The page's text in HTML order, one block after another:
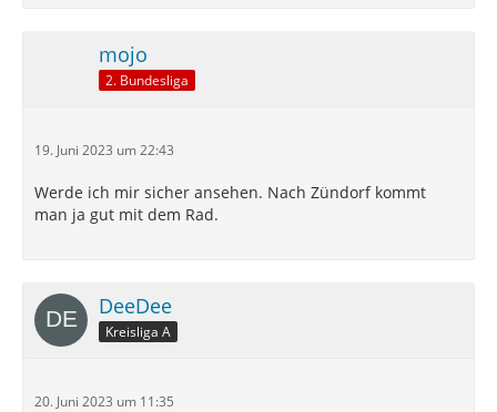
mojo
2. Bundesliga
19. Juni 2023 um 22:43
Werde ich mir sicher ansehen. Nach Zündorf kommt
man ja gut mit dem Rad.
DeeDee
Kreisliga A
20. Juni 2023 um 11:35